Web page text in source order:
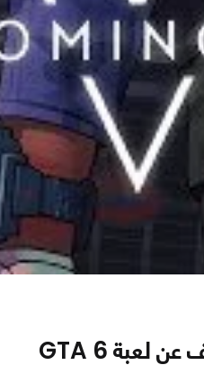
رسميًا..روكستار تكشف عن لعبة GTA 6